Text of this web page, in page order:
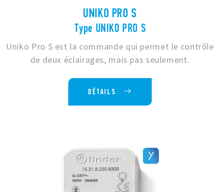
UNIKO PRO S
Type UNIKO PRO S
Uniko Pro S est la commande qui permet le contrôle
de deux éclairages, mais pas seulement.
DÉTAILS